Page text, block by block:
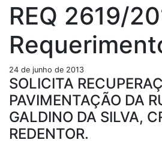
REQ 2619/
24 de junho de 2013
SOLICITA
PAVIMENTAÇÃO DA
GALDINO DA SILVA,
REDENTOR.